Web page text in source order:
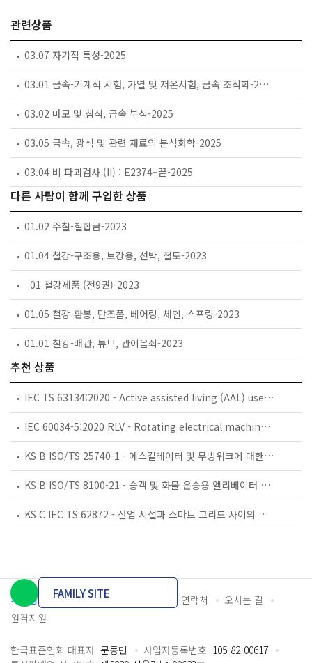
관련상품
03.07 자기적 특성-2025
03.01 금속-기계적 시험, 가열 및 저온시험, 금속 조직학-2025
03.02 마모 및 침식, 금속 부식-2025
03.05 금속, 광석 및 관련 재료의 분석화학-2025
03.04 비 파괴검사 (II) : E2374–끝-2025
다른 사람이 함께 구입한 상품
01.02 주철-철합금-2023
01.04 철강-구조용, 보강용, 선박, 철도-2023
01 철강제품 (전9권)-2023
01.05 철강-환봉, 단조품, 베어링, 체인, 스프링-2023
01.01 철강-배관, 튜브, 관이음쇠-2023
추천 상품
IEC TS 63134:2020 - Active assisted living (AAL) use cases
IEC 60034-5:2020 RLV - Rotating electrical machines - Part 5: Degrees of protection provided by the integral design of rotating electrical machines (IP code) - Classification
KS B ISO/TS 25740-1 - 에스컬레이터 및 무빙워크에 대한 안전요건 — 제1부: 세계공통 필수 안전요건(GESRs)
KS B ISO/TS 8100-21 - 승객 및 화물 운송용 엘리베이터 —제21부: 세계공통 필수안전요건(GESRs)을 충족하는 세계공통 안전 파라미터(GSPs)
KS C IEC TS 62872 - 산업 시설과 스마트 그리드 사이의 산업 공정 측정, 제어 및 자동화 시스템 인터페이스
개인정보처리방침 이용약관 담당자 연락처
오시는 길
원격지원
FAMILY SITE
한국표준협회 대표자 문동민 사업자등록번호 105-82-00617